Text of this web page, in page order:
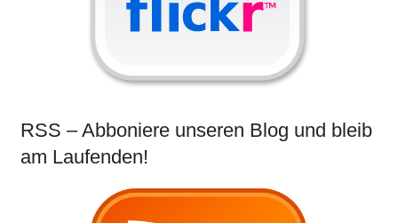
RSS – Abboniere unseren Blog und bleib
am Laufenden!